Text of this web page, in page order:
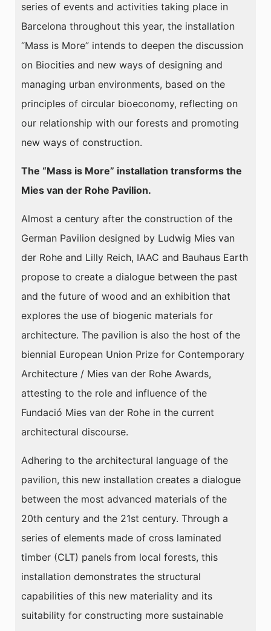
series of events and activities taking place in
Barcelona throughout this year, the installation
“Mass is More” intends to deepen the discussion
on Biocities and new ways of designing and
managing urban environments, based on the
principles of circular bioeconomy, reflecting on
our relationship with our forests and promoting
new ways of construction.
The “Mass is More” installation transforms the
Mies van der Rohe Pavilion.
Almost a century after the construction of the
German Pavilion designed by Ludwig Mies van
der Rohe and Lilly Reich, IAAC and Bauhaus Earth
propose to create a dialogue between the past
and the future of wood and an exhibition that
explores the use of biogenic materials for
architecture. The pavilion is also the host of the
biennial European Union Prize for Contemporary
Architecture / Mies van der Rohe Awards,
attesting to the role and influence of the
Fundació Mies van der Rohe in the current
architectural discourse.
Adhering to the architectural language of the
pavilion, this new installation creates a dialogue
between the most advanced materials of the
20th century and the 21st century. Through a
series of elements made of cross laminated
timber (CLT) panels from local forests, this
installation demonstrates the structural
capabilities of this new materiality and its
suitability for constructing more sustainable